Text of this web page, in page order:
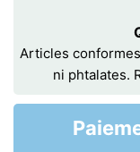
Articles
ni phtalates.